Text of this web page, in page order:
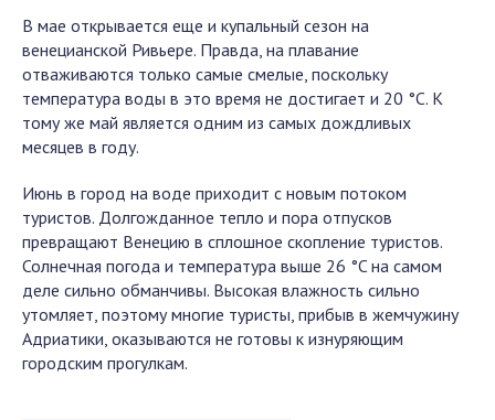
В мае открывается еще и купальный сезон на
венецианской Ривьере. Правда, на плавание
отваживаются только самые смелые, поскольку
температура воды в это время не достигает и 20 °C. К
тому же май является одним из самых дождливых
месяцев в году.
Июнь в город на воде приходит с новым потоком
туристов. Долгожданное тепло и пора отпусков
превращают Венецию в сплошное скопление туристов.
Солнечная погода и температура выше 26 °C на самом
деле сильно обманчивы. Высокая влажность сильно
утомляет, поэтому многие туристы, прибыв в жемчужину
Адриатики, оказываются не готовы к изнуряющим
городским прогулкам.